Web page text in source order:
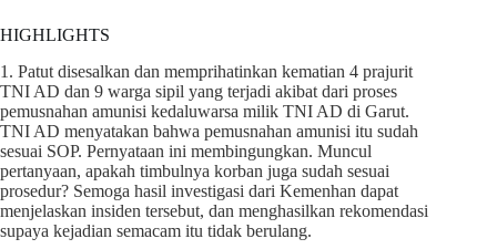
HIGHLIGHTS
1. Patut disesalkan dan memprihatinkan kematian 4 prajurit
TNI AD dan 9 warga sipil yang terjadi akibat dari proses
pemusnahan amunisi kedaluwarsa milik TNI AD di Garut.
TNI AD menyatakan bahwa pemusnahan amunisi itu sudah
sesuai SOP. Pernyataan ini membingungkan. Muncul
pertanyaan, apakah timbulnya korban juga sudah sesuai
prosedur? Semoga hasil investigasi dari Kemenhan dapat
menjelaskan insiden tersebut, dan menghasilkan rekomendasi
supaya kejadian semacam itu tidak berulang.